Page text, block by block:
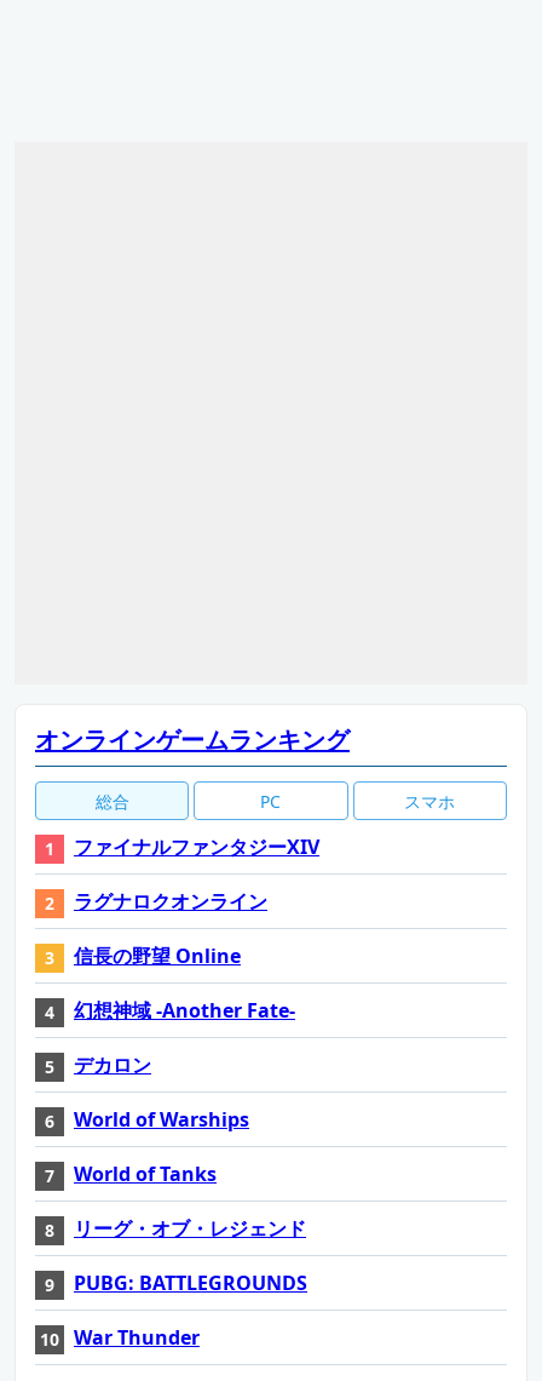
オンラインゲームランキング
総合 PC スマホ
ファイナルファンタジーXIV
ラグナロクオンライン
信長の野望 Online
幻想神域 -Another Fate-
デカロン
World of Warships
World of Tanks
リーグ・オブ・レジェンド
PUBG: BATTLEGROUNDS
War Thunder